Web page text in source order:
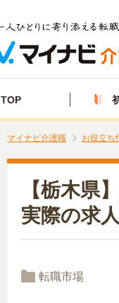
TOP
マイナビ介護職 お役立ち
【栃木県
実際の求
転職市場